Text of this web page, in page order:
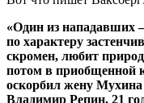
«Один из нападавших
по характеру
скромен, любит
потом в приобщенной
оскорбил жену
Владимир Репин, 21